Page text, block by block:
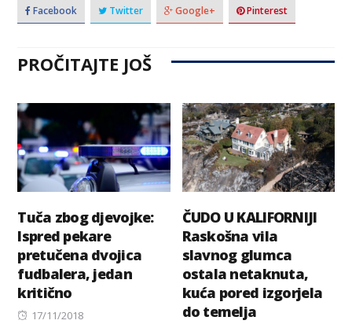
Facebook Twitter Google+ Pinterest
PROČITAJTE JOŠ
Tuča zbog djevojke:
Ispred pekare
pretučena dvojica
fudbalera, jedan
kritično
Posted
17/11/2018
ČUDO U KALIFORNIJI
Raskošna vila
slavnog glumca
ostala netaknuta,
kuća pored izgorjela
do temelja